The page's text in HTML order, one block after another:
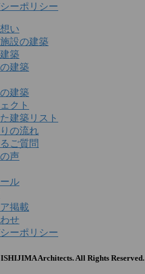
ーポリシー
い
設の建築
築
建築
建築
クト
建築リスト
の流れ
ご質問
声
ル
掲載
せ
ーポリシー
Architects. All Rights Reserved.